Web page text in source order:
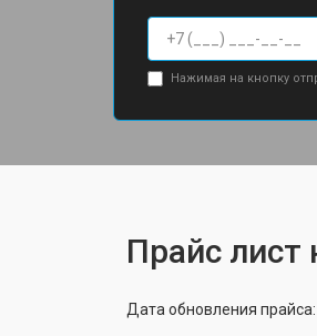
Нажимая на кнопку
Прайс лист
Дата обновления